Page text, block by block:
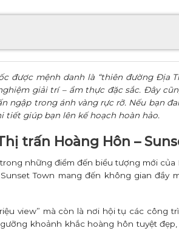
được mệnh danh là “thiên đường Địa
giải trí – ẩm thực đặc sắc. Đây
ngập trong ánh vàng rực rỡ. Nếu bạn
tiết giúp bạn lên kế hoạch hoàn hảo.
trấn Hoàng Hôn –
những điểm đến biểu tượng mới của
Town mang đến không gian
view” mà còn là nơi hội tụ các công
khoảnh khắc hoàng hôn tuyệt